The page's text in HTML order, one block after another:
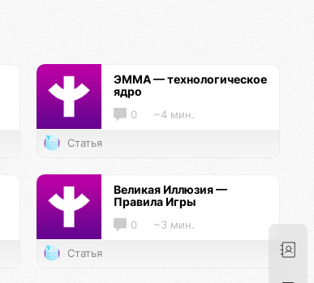
ЭММА — технологическое
ядро
0 ~4 мин.
Статья
Великая Иллюзия —
Правила Игры
0 ~3 мин.
Статья